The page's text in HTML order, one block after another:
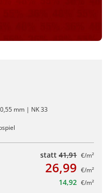
mm | NK 33
statt 41,91 €/m²
26,99 €/m²
14,92 €/m²